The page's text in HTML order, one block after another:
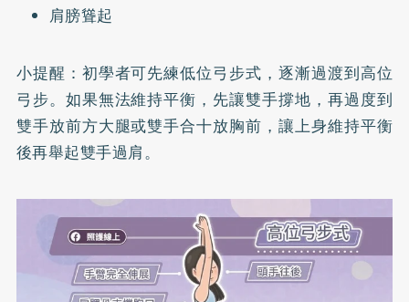
肩膀聳起
小提醒：初學者可先練低位弓步式，逐漸過渡到高位
弓步。如果無法維持平衡，先讓雙手撐地，再過度到
雙手放前方大腿或雙手合十放胸前，讓上身維持平衡
後再舉起雙手過肩。